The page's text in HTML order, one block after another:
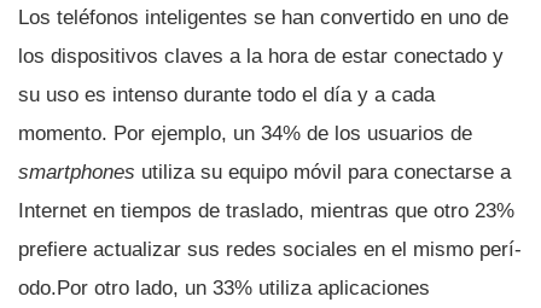
Los teléfonos inteligentes se han convertido en uno de
los dispositivos claves a la hora de estar conectado y
su uso es intenso durante todo el dí­a y a cada
momento. Por ejemplo, un 34% de los usuarios de
smartphones utiliza su equipo móvil para conectarse a
Internet en tiempos de traslado, mientras que otro 23%
prefiere actualizar sus redes sociales en el mismo perí­
odo.Por otro lado, un 33% utiliza aplicaciones